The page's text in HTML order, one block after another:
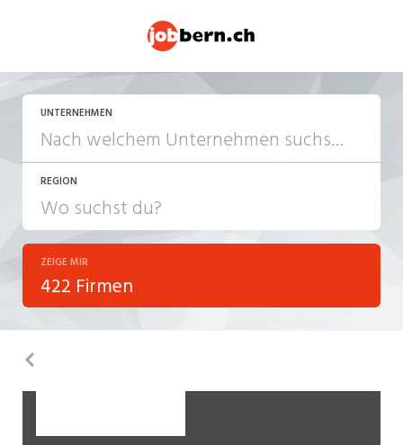
UNTERNEHMEN
REGION
ZEIGE MIR
422 Firmen